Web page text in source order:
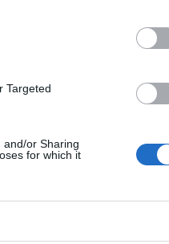
Targeted
and/or Sharing
for which it
32.000 euro
280.000 euro